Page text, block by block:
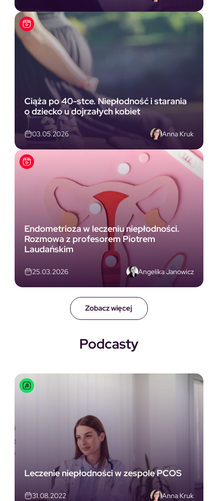
Zobacz więcej
Ciąża po 40-stce. Niepłodność i starania
o dziecko u dojrzałych kobiet
03.05.2026 Anna Kruk
Endometrioza w leczeniu niepłodności.
Rozmowa z profesorem Piotrem
Laudańskim
25.03.2026 Angelika Janowicz
Podcasty
Leczenie niepłodności w zespole PCOS
31.08.2022 Anna Kruk